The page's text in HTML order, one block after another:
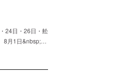
・26日・舩
1日&nbsp;…